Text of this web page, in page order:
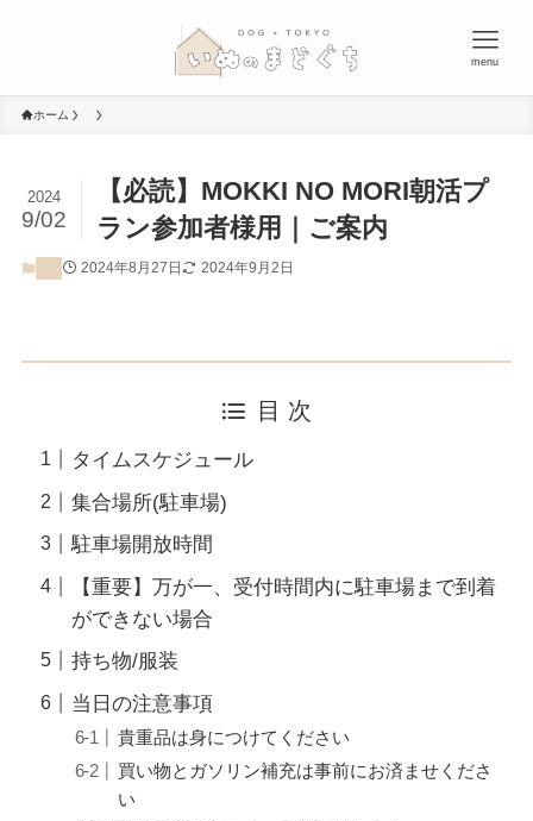
menu
ホーム
【必読】MOKKI NO MORI朝活プ
ラン参加者様用｜ご案内
2024
9/02
2024年8月27日 2024年9月2日
目 次
タイムスケジュール
集合場所(駐車場)
駐車場開放時間
【重要】万が一、受付時間内に駐車場まで到着
ができない場合
持ち物/服装
当日の注意事項
貴重品は身につけてください
買い物とガソリン補充は事前にお済ませくださ
い